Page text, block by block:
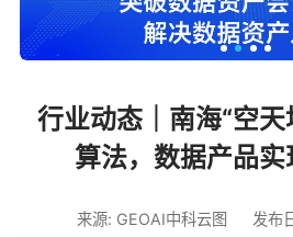
行业动态｜南海“空
算法，数据产品
来源: GEOAI中科云图 发布